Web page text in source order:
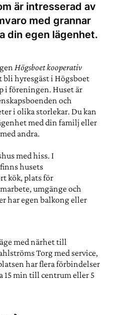
är intresserad av
med grannar
din egen lägenhet.
Högsboet kooperativ
bli hyresgäst i Högsboet
i föreningen. Huset är
och
i olika storlekar. Du kan
med din familj eller
andra.
med hiss. I
husets
kök, plats för
umgänge och
har egen balkong eller
med närhet till
Torg med service,
har flera förbindelser
15 min till centrum eller 5